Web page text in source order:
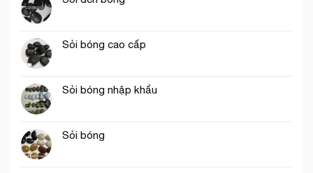
Sỏi bóng cao cấp
Sỏi bóng nhập khẩu
Sỏi bóng